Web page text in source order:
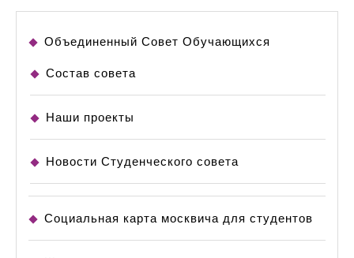
Объединенный Совет Обучающихся
Состав совета
Наши проекты
Новости Студенческого совета
Социальная карта москвича для студентов